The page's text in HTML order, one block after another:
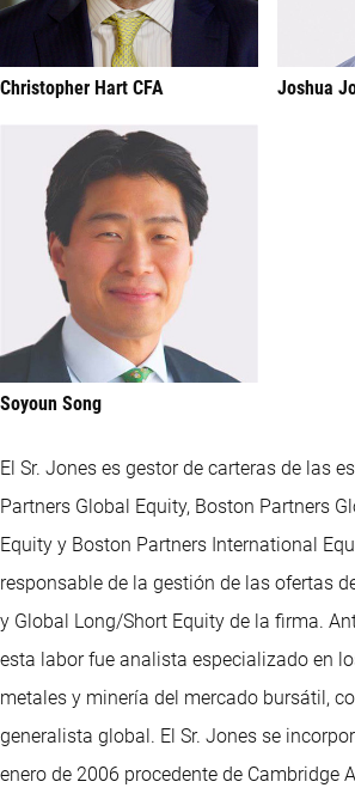
Christopher Hart CFA Joshua
Soyoun Song
El Sr. Jones es gestor de carteras de las
Partners Global Equity, Boston Partners
Equity y Boston Partners International
responsable de la gestión de las ofertas
y Global Long/Short Equity de la firma.
esta labor fue analista especializado en
metales y minería del mercado bursátil,
generalista global. El Sr. Jones se
enero de 2006 procedente de Cambridge